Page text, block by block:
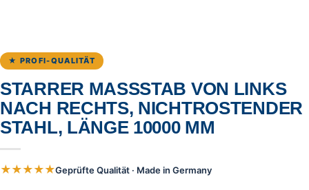
★ PROFI-QUALITÄT
STARRER MASSSTAB VON LINKS N
ACH RECHTS, NICHTROSTENDER S
TAHL, LÄNGE 10000 MM
★★★★★Geprüfte Qualität · Made in Germany